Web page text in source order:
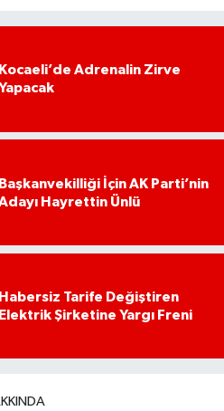
Kocaeli’de Adrenalin Zirve
Başkanvekilliği İçin AK Parti’nin
Hayrettin Ünlü
Habersiz Tarife Değiştiren
Elektrik Şirketine Yargı Freni